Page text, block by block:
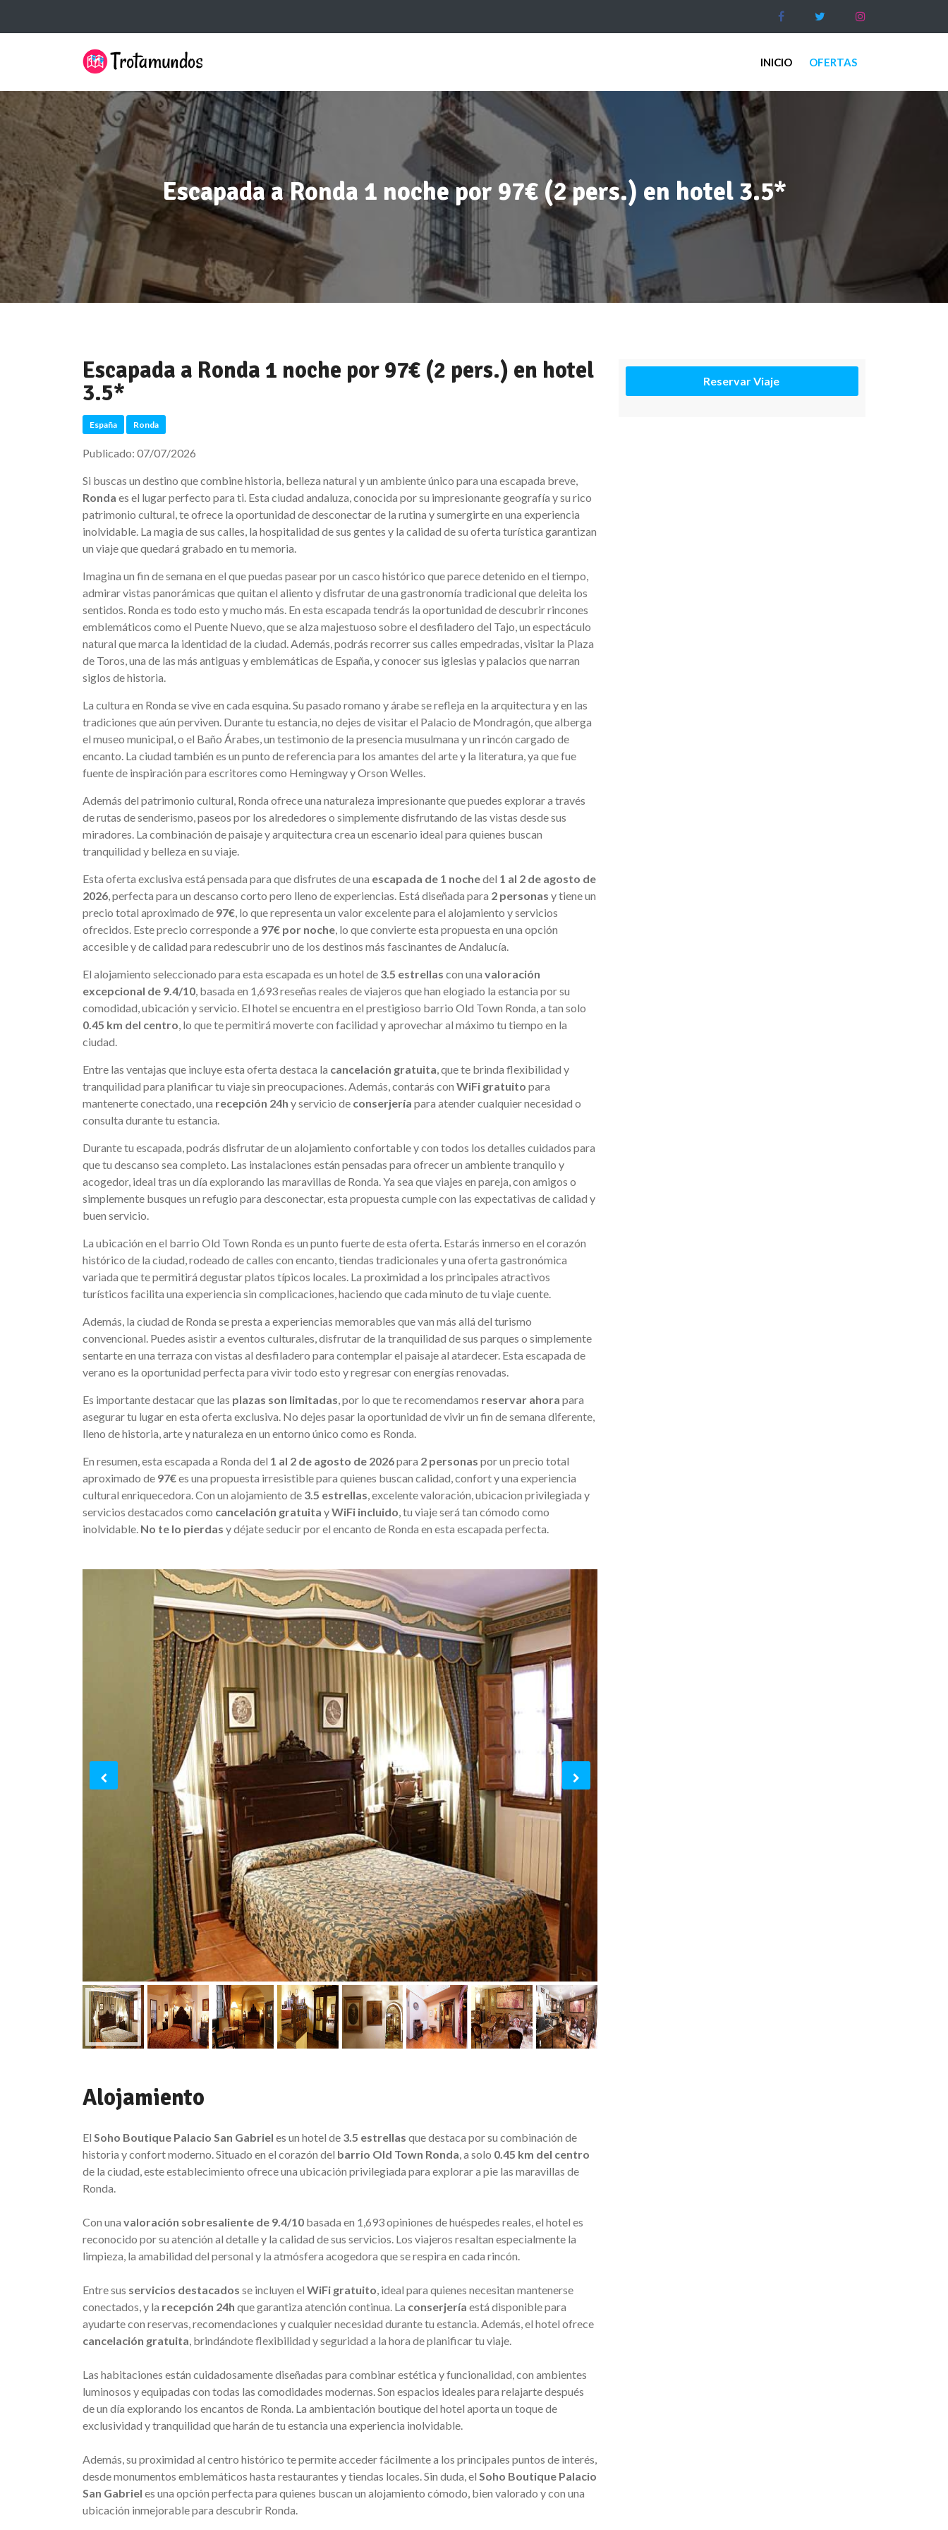
INICIO OFERTAS
Escapada a Ronda 1 noche por 97€ (2 pers.) en hotel 3.5*
Escapada a Ronda 1 noche por 97€ (2 pers.) en hotel
3.5*
España Ronda
Publicado: 07/07/2026
Si buscas un destino que combine historia, belleza natural y un ambiente único para una escapada breve,
Ronda es el lugar perfecto para ti. Esta ciudad andaluza, conocida por su impresionante geografía y su rico
patrimonio cultural, te ofrece la oportunidad de desconectar de la rutina y sumergirte en una experiencia
inolvidable. La magia de sus calles, la hospitalidad de sus gentes y la calidad de su oferta turística garantizan
un viaje que quedará grabado en tu memoria.
Imagina un fin de semana en el que puedas pasear por un casco histórico que parece detenido en el tiempo,
admirar vistas panorámicas que quitan el aliento y disfrutar de una gastronomía tradicional que deleita los
sentidos. Ronda es todo esto y mucho más. En esta escapada tendrás la oportunidad de descubrir rincones
emblemáticos como el Puente Nuevo, que se alza majestuoso sobre el desfiladero del Tajo, un espectáculo
natural que marca la identidad de la ciudad. Además, podrás recorrer sus calles empedradas, visitar la Plaza
de Toros, una de las más antiguas y emblemáticas de España, y conocer sus iglesias y palacios que narran
siglos de historia.
La cultura en Ronda se vive en cada esquina. Su pasado romano y árabe se refleja en la arquitectura y en las
tradiciones que aún perviven. Durante tu estancia, no dejes de visitar el Palacio de Mondragón, que alberga
el museo municipal, o el Baño Árabes, un testimonio de la presencia musulmana y un rincón cargado de
encanto. La ciudad también es un punto de referencia para los amantes del arte y la literatura, ya que fue
fuente de inspiración para escritores como Hemingway y Orson Welles.
Además del patrimonio cultural, Ronda ofrece una naturaleza impresionante que puedes explorar a través
de rutas de senderismo, paseos por los alrededores o simplemente disfrutando de las vistas desde sus
miradores. La combinación de paisaje y arquitectura crea un escenario ideal para quienes buscan
tranquilidad y belleza en su viaje.
Esta oferta exclusiva está pensada para que disfrutes de una escapada de 1 nochedel 1 al 2 de agosto de
2026, perfecta para un descanso corto pero lleno de experiencias. Está diseñada para 2 personas y tiene un
precio total aproximado de 97€, lo que representa un valor excelente para el alojamiento y servicios
ofrecidos. Este precio corresponde a 97€ por noche, lo que convierte esta propuesta en una opción
accesible y de calidad para redescubrir uno de los destinos más fascinantes de Andalucía.
El alojamiento seleccionado para esta escapada es un hotel de 3.5 estrellas con una valoración
excepcional de 9.4/10, basada en 1,693 reseñas reales de viajeros que han elogiado la estancia por su
comodidad, ubicación y servicio. El hotel se encuentra en el prestigioso barrio Old Town Ronda, a tan solo
0.45 km del centro, lo que te permitirá moverte con facilidad y aprovechar al máximo tu tiempo en la
ciudad.
Entre las ventajas que incluye esta oferta destaca la cancelación gratuita, que te brinda flexibilidad y
tranquilidad para planificar tu viaje sin preocupaciones. Además, contarás con WiFi gratuito para
mantenerte conectado, una recepción 24h y servicio de conserjería para atender cualquier necesidad o
consulta durante tu estancia.
Durante tu escapada, podrás disfrutar de un alojamiento confortable y con todos los detalles cuidados para
que tu descanso sea completo. Las instalaciones están pensadas para ofrecer un ambiente tranquilo y
acogedor, ideal tras un día explorando las maravillas de Ronda. Ya sea que viajes en pareja, con amigos o
simplemente busques un refugio para desconectar, esta propuesta cumple con las expectativas de calidad y
buen servicio.
La ubicación en el barrio Old Town Ronda es un punto fuerte de esta oferta. Estarás inmerso en el corazón
histórico de la ciudad, rodeado de calles con encanto, tiendas tradicionales y una oferta gastronómica
variada que te permitirá degustar platos típicos locales. La proximidad a los principales atractivos
turísticos facilita una experiencia sin complicaciones, haciendo que cada minuto de tu viaje cuente.
Además, la ciudad de Ronda se presta a experiencias memorables que van más allá del turismo
convencional. Puedes asistir a eventos culturales, disfrutar de la tranquilidad de sus parques o simplemente
sentarte en una terraza con vistas al desfiladero para contemplar el paisaje al atardecer. Esta escapada de
verano es la oportunidad perfecta para vivir todo esto y regresar con energías renovadas.
Es importante destacar que las plazas son limitadas, por lo que te recomendamos reservar ahora para
asegurar tu lugar en esta oferta exclusiva. No dejes pasar la oportunidad de vivir un fin de semana diferente,
lleno de historia, arte y naturaleza en un entorno único como es Ronda.
En resumen, esta escapada a Ronda del 1 al 2 de agosto de 2026para 2 personas por un precio total
aproximado de 97€es una propuesta irresistible para quienes buscan calidad, confort y una experiencia
cultural enriquecedora. Con un alojamiento de 3.5 estrellas, excelente valoración, ubicacion privilegiada y
servicios destacados como cancelación gratuita yWiFi incluido, tu viaje será tan cómodo como
inolvidable. No te lo pierdas y déjate seducir por el encanto de Ronda en esta escapada perfecta.
Alojamiento
El Soho Boutique Palacio San Gabriel es un hotel de 3.5 estrellas que destaca por su combinación de
historia y confort moderno. Situado en el corazón del barrio Old Town Ronda, a solo 0.45 km del centro
de la ciudad, este establecimiento ofrece una ubicación privilegiada para explorar a pie las maravillas de
Ronda.
Con una valoración sobresaliente de 9.4/10 basada en 1,693 opiniones de huéspedes reales, el hotel es
reconocido por su atención al detalle y la calidad de sus servicios. Los viajeros resaltan especialmente la
limpieza, la amabilidad del personal y la atmósfera acogedora que se respira en cada rincón.
Entre sus servicios destacados se incluyen el WiFi gratuito, ideal para quienes necesitan mantenerse
conectados, y la recepción 24h que garantiza atención continua. La conserjería está disponible para
ayudarte con reservas, recomendaciones y cualquier necesidad durante tu estancia. Además, el hotel ofrece
cancelación gratuita, brindándote flexibilidad y seguridad a la hora de planificar tu viaje.
Las habitaciones están cuidadosamente diseñadas para combinar estética y funcionalidad, con ambientes
luminosos y equipadas con todas las comodidades modernas. Son espacios ideales para relajarte después
de un día explorando los encantos de Ronda. La ambientación boutique del hotel aporta un toque de
exclusividad y tranquilidad que harán de tu estancia una experiencia inolvidable.
Además, su proximidad al centro histórico te permite acceder fácilmente a los principales puntos de interés,
desde monumentos emblemáticos hasta restaurantes y tiendas locales. Sin duda, el Soho Boutique Palacio
San Gabriel es una opción perfecta para quienes buscan un alojamiento cómodo, bien valorado y con una
ubicación inmejorable para descubrir Ronda.
Reservar Viaje